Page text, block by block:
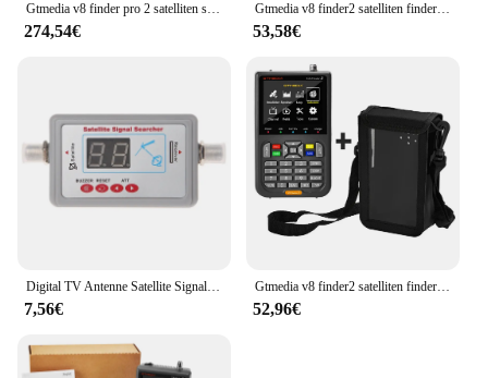
Gtmedia v8 finder pro 2 satelliten signal finder DVB-S2X/s2/s/t2/t/c ahd h.265 meter satellit 100% original
274,54€
Gtmedia v8 finder2 satelliten finder signal meter eingebauter 4000mah wiederauf ladbarer akku hd 1080p 3.5 "lcd kompatibel für DVB-S2X
53,58€
Digital TV Antenne Satellite Signal Finder Meter Searcher LCD Display SF-95DL
7,56€
Gtmedia v8 finder2 satelliten finder digital meter signal messgerät detektor empfänger für DVB-S2X MPEG-2/4 h. 264 8 bit
52,96€